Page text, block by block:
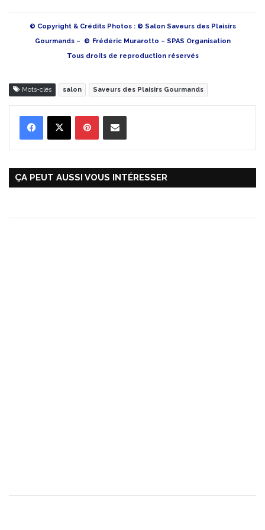
© Copyright & Crédits Photos : © Salon Saveurs des Plaisirs
Gourmands – © Frédéric Murarotto – SPAS Organisation
Tous droits de reproduction réservés
Mots-clés salon Saveurs des Plaisirs Gourmands
ÇA PEUT AUSSI VOUS INTÉRESSER